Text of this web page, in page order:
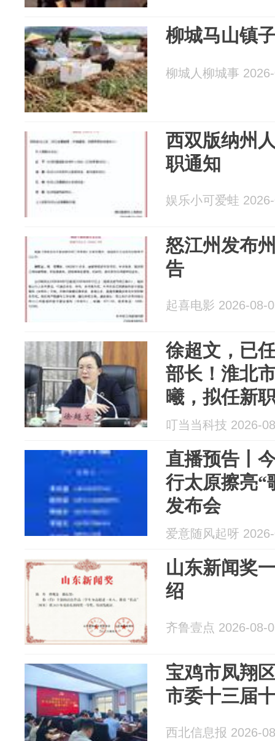
柳城马山镇
柳城人柳城事
西双版纳州
职通知
娱乐小可爱蛙
怒江州发布
告
起喜电影 2026-08-
徐超文，已
部长！淮北
曦，拟任新
叮当当科技 2026-
直播预告丨
行太原擦亮“
发布会
爱意随风起呀
山东新闻奖
绍
齐鲁壹点 2026-08-
宝鸡市凤翔
市委十三届
西北信息报 2026-